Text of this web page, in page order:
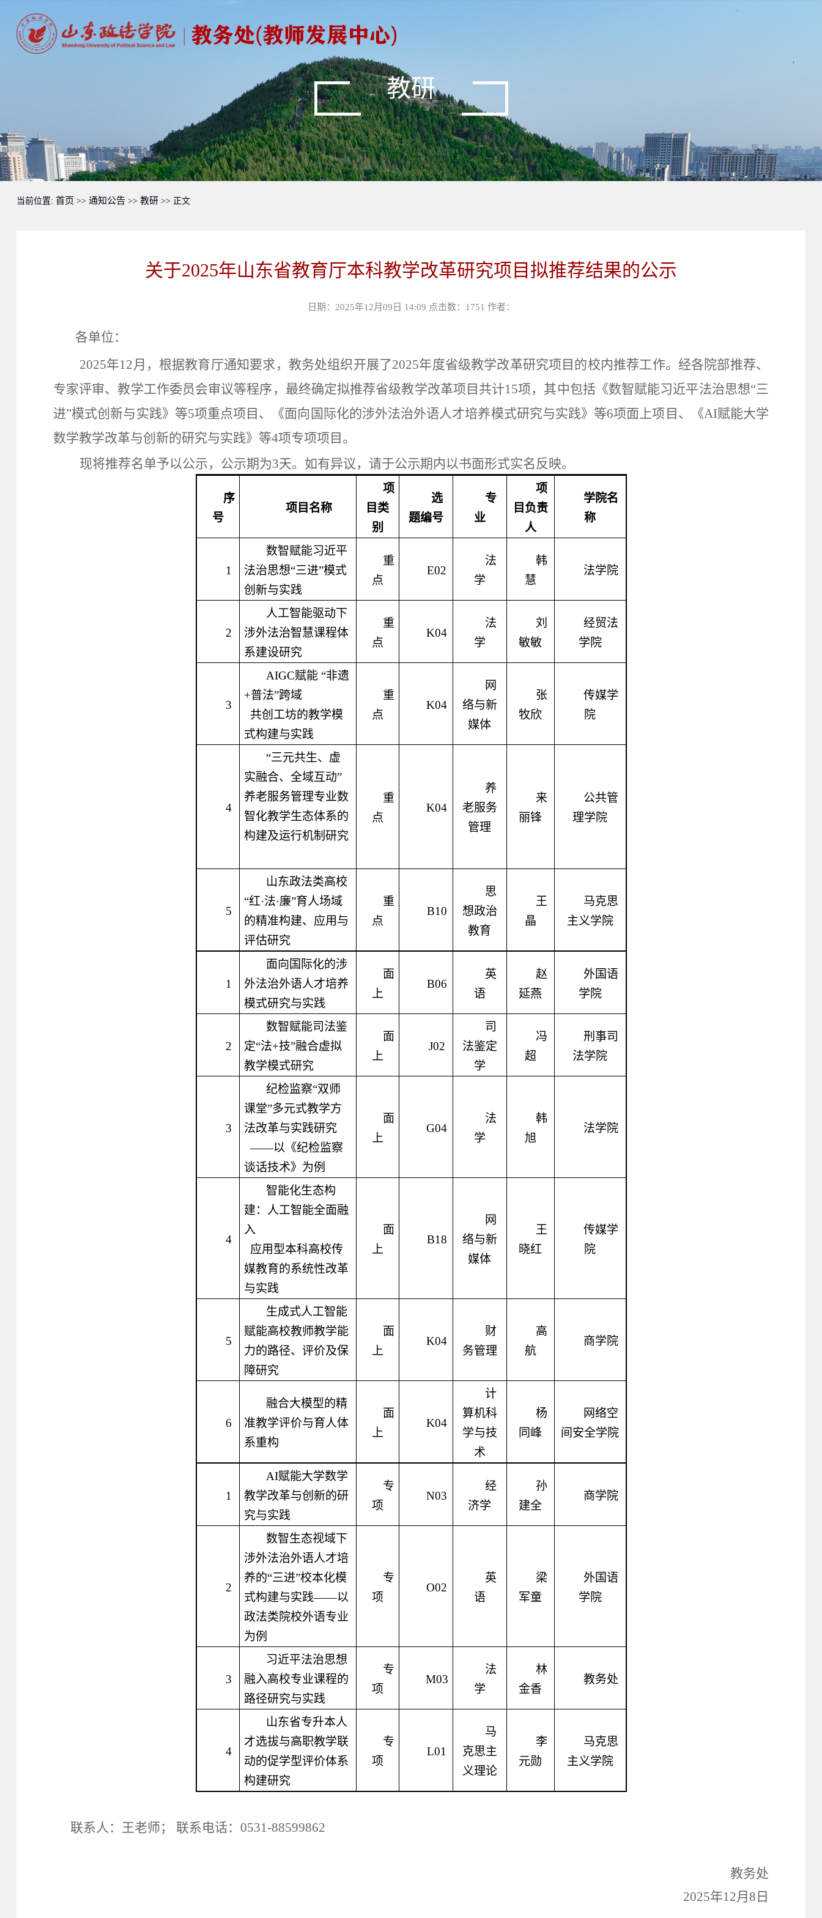
教研
当前位置: 首页 >> 通知公告 >> 教研 >> 正文
关于2025年山东省教育厅本科教学改革研究项目拟推荐结果的公示
日期：2025年12月09日 14:09 点击数： 1751 作者：
各单位：
2025年12月，根据教育厅通知要求，教务处组织开展了2025年度省级教学改革研究项目的校内推荐工作。经各院部推荐、
专家评审、教学工作委员会审议等程序，最终确定拟推荐省级教学改革项目共计15项，其中包括《数智赋能习近平法治思想“三
进”模式创新与实践》等5项重点项目、《面向国际化的涉外法治外语人才培养模式研究与实践》等6项面上项目、《AI赋能大学
数学教学改革与创新的研究与实践》等4项专项项目。
现将推荐名单予以公示，公示期为3天。如有异议，请于公示期内以书面形式实名反映。
序
号
项目名称
项
目类
别
选
题编号
专
业
项
目负责
人
学院名
称
1
数智赋能习近平
法治思想“三进”模式
创新与实践
重
点
E02
法
学
韩
慧
法学院
2
人工智能驱动下
涉外法治智慧课程体
系建设研究
重
点
K04
法
学
刘
敏敏
经贸法
学院
3
AIGC赋能 “非遗
+普法”跨域
共创工坊的教学模
式构建与实践
重
点
K04
网
络与新
媒体
张
牧欣
传媒学
院
4
“三元共生、虚
实融合、全域互动”
养老服务管理专业数
智化教学生态体系的
构建及运行机制研究
重
点
K04
养
老服务
管理
来
丽锋
公共管
理学院
5
山东政法类高校
“红·法·廉”育人场域
的精准构建、应用与
评估研究
重
点
B10
思
想政治
教育
王
晶
马克思
主义学院
1
面向国际化的涉
外法治外语人才培养
模式研究与实践
面
上
B06
英
语
赵
延燕
外国语
学院
2
数智赋能司法鉴
定“法+技”融合虚拟
教学模式研究
面
上
J02
司
法鉴定
学
冯
超
刑事司
法学院
3
纪检监察“双师
课堂”多元式教学方
法改革与实践研究
——以《纪检监察
谈话技术》为例
面
上
G04
法
学
韩
旭
法学院
4
智能化生态构
建：人工智能全面融
入
应用型本科高校传
媒教育的系统性改革
与实践
面
上
B18
网
络与新
媒体
王
晓红
传媒学
院
5
生成式人工智能
赋能高校教师教学能
力的路径、评价及保
障研究
面
上
K04
财
务管理
高
航
商学院
6
融合大模型的精
准教学评价与育人体
系重构
面
上
K04
计
算机科
学与技
术
杨
同峰
网络空
间安全学院
1
AI赋能大学数学
教学改革与创新的研
究与实践
专
项
N03
经
济学
孙
建全
商学院
2
数智生态视域下
涉外法治外语人才培
养的“三进”校本化模
式构建与实践——以
政法类院校外语专业
为例
专
项
O02
英
语
梁
军童
外国语
学院
3
习近平法治思想
融入高校专业课程的
路径研究与实践
专
项
M03
法
学
林
金香
教务处
4
山东省专升本人
才选拔与高职教学联
动的促学型评价体系
构建研究
专
项
L01
马
克思主
义理论
李
元勋
马克思
主义学院
联系人：王老师； 联系电话： 0531-88599862
教务处
2025年12月 8 日